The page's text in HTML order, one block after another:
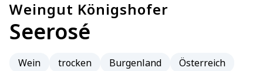
Weingut Königshofer
Seerosé
Wein trocken Burgenland Österreich